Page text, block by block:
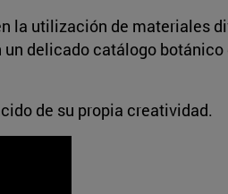
la utilización de materiales
delicado catálogo
de su propia creatividad.